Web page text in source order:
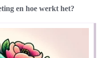
en hoe werkt het?